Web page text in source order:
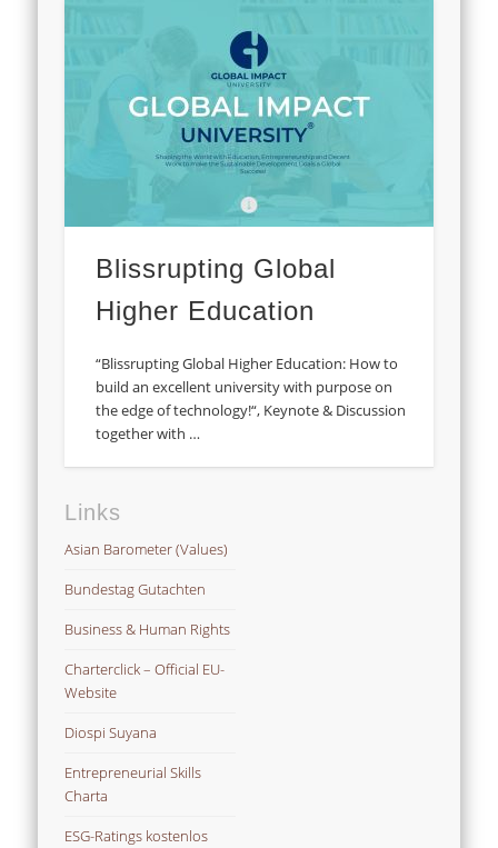
Blissrupting Global
Higher Education
“Blissrupting Global Higher Education: How to
build an excellent university with purpose on
the edge of technology!“, Keynote & Discussion
together with …
Links
Asian Barometer (Values)
Bundestag Gutachten
Business & Human Rights
Charterclick – Official EU-
Website
Diospi Suyana
Entrepreneurial Skills
Charta
ESG-Ratings kostenlos